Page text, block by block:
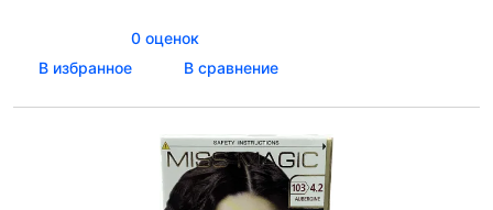
0 оценок
В избранное
В сравнение